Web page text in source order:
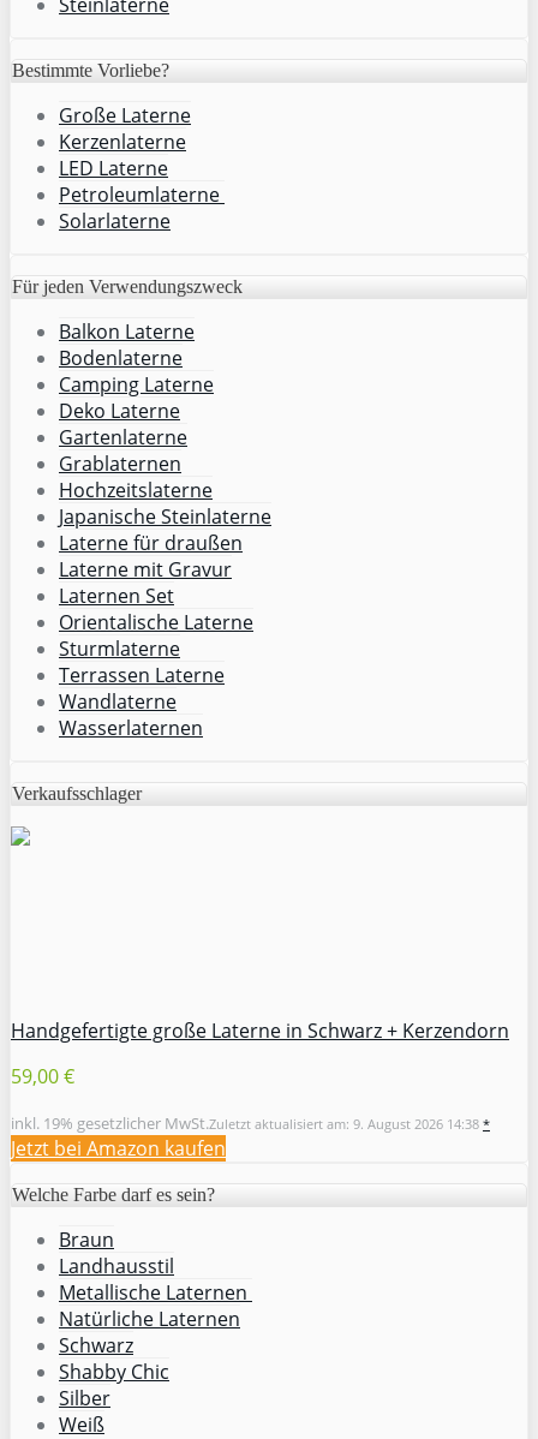
Bestimmte Vorliebe?
Große Laterne
Kerzenlaterne
LED Laterne
Petroleumlaterne
Solarlaterne
Für jeden Verwendungszweck
Balkon Laterne
Bodenlaterne
Camping Laterne
Deko Laterne
Gartenlaterne
Grablaternen
Hochzeitslaterne
Japanische Steinlaterne
Laterne für draußen
Laterne mit Gravur
Laternen Set
Orientalische Laterne
Sturmlaterne
Terrassen Laterne
Wandlaterne
Wasserlaternen
Verkaufsschlager
Handgefertigte große Laterne in Schwarz + Kerzendorn
59,00 €
inkl. 19% gesetzlicher MwSt.Zuletzt aktualisiert am: 9. August 2026 14:38 *
Jetzt bei Amazon kaufen
Welche Farbe darf es sein?
Braun
Landhausstil
Metallische Laternen
Natürliche Laternen
Schwarz
Shabby Chic
Silber
Weiß